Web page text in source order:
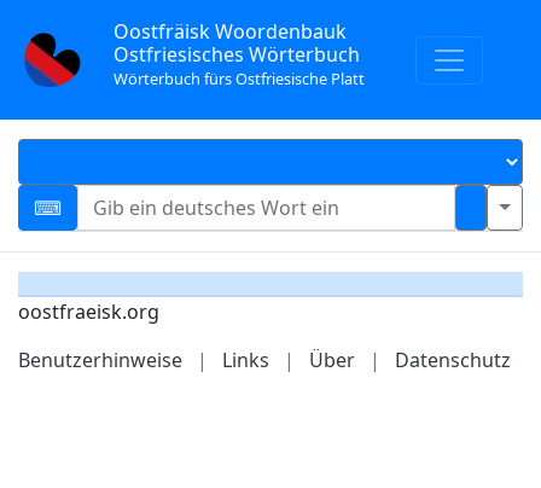
Oostfräisk Woordenbauk
Ostfriesisches Wörterbuch
Wörterbuch fürs Ostfriesische Platt
oostfraeisk.org
Benutzerhinweise
| Links | Über | Datenschutz